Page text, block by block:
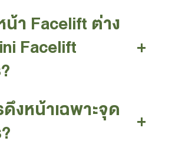
น้า Facelift ต่าง
Facelift
+
งหน้าเฉพาะจุด
+